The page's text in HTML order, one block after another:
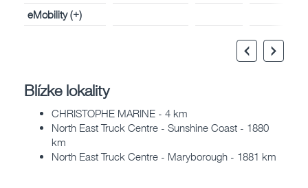
eMobility (+)
Blízke lokality
CHRISTOPHE MARINE - 4 km
North East Truck Centre - Sunshine Coast - 1880
km
North East Truck Centre - Maryborough - 1881 km